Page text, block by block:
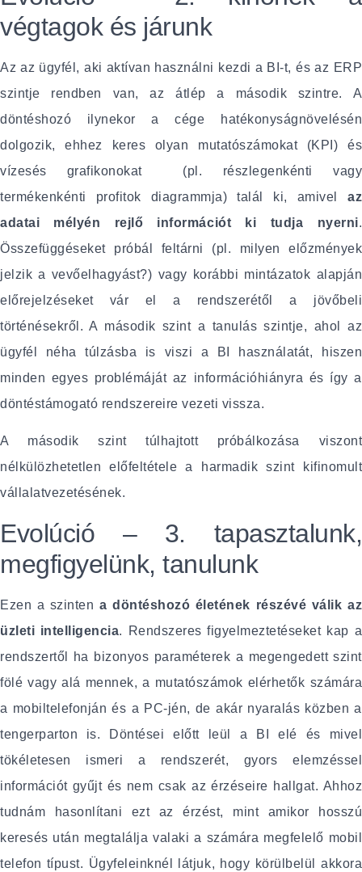
végtagok és járunk
Az az ügyfél, aki aktívan használni kezdi a BI-t, és az ERP
szintje rendben van, az átlép a második szintre. A
döntéshozó ilynekor a cége hatékonyságnövelésén
dolgozik, ehhez keres olyan mutatószámokat (KPI) és
vízesés grafikonokat (pl. részlegenkénti vagy
termékenkénti profitok diagrammja) talál ki, amivel az
adatai mélyén rejlő információt ki tudja nyerni.
Összefüggéseket próbál feltárni (pl. milyen előzmények
jelzik a vevőelhagyást?) vagy korábbi mintázatok alapján
előrejelzéseket vár el a rendszerétől a jövőbeli
történésekről. A második szint a tanulás szintje, ahol az
ügyfél néha túlzásba is viszi a BI használatát, hiszen
minden egyes problémáját az információhiányra és így a
döntéstámogató rendszereire vezeti vissza.
A második szint túlhajtott próbálkozása viszont
nélkülözhetetlen előfeltétele a harmadik szint kifinomult
vállalatvezetésének.
Evolúció – 3. tapasztalunk,
megfigyelünk, tanulunk
Ezen a szintena döntéshozó életének részévé válik az
üzleti intelligencia. Rendszeres figyelmeztetéseket kap a
rendszertől ha bizonyos paraméterek a megengedett szint
fölé vagy alá mennek, a mutatószámok elérhetők számára
a mobiltelefonján és a PC-jén, de akár nyaralás közben a
tengerparton is. Döntései előtt leül a BI elé és mivel
tökéletesen ismeri a rendszerét, gyors elemzéssel
információt gyűjt és nem csak az érzéseire hallgat. Ahhoz
tudnám hasonlítani ezt az érzést, mint amikor hosszú
keresés után megtalálja valaki a számára megfelelő mobil
telefon típust. Ügyfeleinknél látjuk, hogy körülbelül akkora